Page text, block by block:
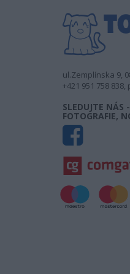
ul.Zemplínska 9,
+421 951 758
SLEDUJTE NÁS
FOTOGRAFIE,